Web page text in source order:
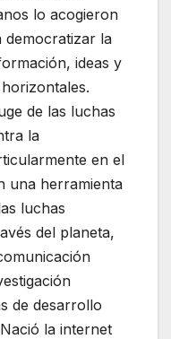
lo acogieron
la
ideas y
de las luchas
la
en el
una herramienta
luchas
del planeta,
de desarrollo
la internet